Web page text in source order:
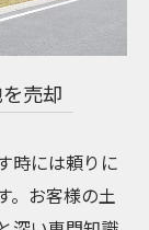
売却
時には頼りに
。お客様の土